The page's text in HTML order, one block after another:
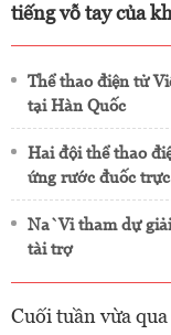
tiếng vỗ tay của
Thể thao điện tử
tại Hàn Quốc
Hai đội thể thao
ứng rước đuốc
Na`Vi tham dự
tài trợ
Cuối tuần vừa